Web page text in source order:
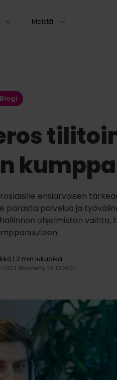
Meistä
Blogi
ensiarvoisen
parasta palvelua ja
ohjelmiston vaihto,
| 2 min lukuaika
|Päivitetty 29.10.2024